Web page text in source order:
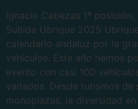
Ignacio Cabezas 1ª
Subida Ubrique 2025
calendario andaluz por la
vehículos. Este año hemos
evento con casi 100
variados. Desde turismos
monoplazas, la diversidad